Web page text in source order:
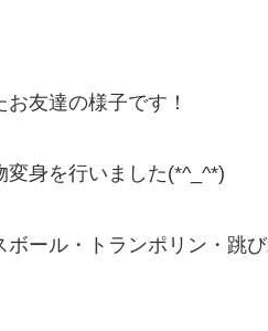
友達の様子です！
身を行いました(*^_^*)
ール・トランポリン・跳